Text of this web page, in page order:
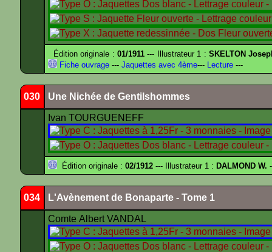
Édition originale : 01/1911 --- Illustrateur 1 : SKELTON
Fiche ouvrage --- Jaquettes avec 4ème--- Lecture ---
030 Une Nichée de Gentilshommes
Ivan TOURGUENEFF
Édition originale : 02/1912 --- Illustrateur 1 : DALMOND W.
034 L'Avènement de Bonaparte - Tome 1
Comte Albert VANDAL